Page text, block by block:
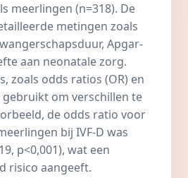
meerlingen (n=318). De
metingen zoals
Apgar-
aan neonatale zorg.
zoals odds ratios (OR) en
om verschillen te
de odds ratio voor
bij IVF-D was
p<0,001), wat een
risico aangeeft.